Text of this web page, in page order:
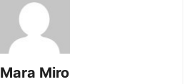
Mara Miro